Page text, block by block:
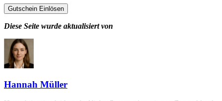
Gutschein Einlösen
Diese Seite wurde aktualisiert von
Hannah Müller